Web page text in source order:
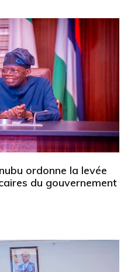
ordonne la levée
du gouvernement